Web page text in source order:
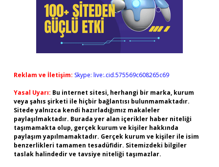
Reklam ve İletişim: Skype: live:.cid.575569c608265c69
Yasal Uyarı: Bu internet sitesi, herhangi bir marka, kurum
veya şahıs şirketi ile hiçbir bağlantısı bulunmamaktadır.
Sitede yalnızca kendi hazırladığımız makaleler
paylaşılmaktadır. Burada yer alan içerikler haber niteliği
taşımamakta olup, gerçek kurum ve kişiler hakkında
paylaşım yapılmamaktadır. Gerçek kurum ve kişiler ile isim
benzerlikleri tamamen tesadüfidir. Sitemizdeki bilgiler
taslak halindedir ve tavsiye niteliği taşımazlar.